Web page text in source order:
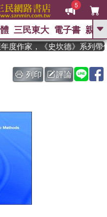
5
GO
Odyssey、 父親節 、 如果歷
群喵 、 暑期推薦 、 國際布克
迷走神經
三民東大 電子書 親子
作家，《史坎德》系列帶
列印
評論